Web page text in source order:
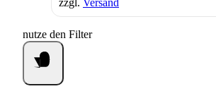
zzgl. Versand
nutze den Filter